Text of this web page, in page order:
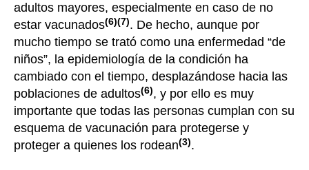
adultos mayores, especialmente en caso de no
estar vacunados(6)(7). De hecho, aunque por
mucho tiempo se trató como una enfermedad “de
niños”, la epidemiología de la condición ha
cambiado con el tiempo, desplazándose hacia las
poblaciones de adultos(6), y por ello es muy
importante que todas las personas cumplan con su
esquema de vacunación para protegerse y
proteger a quienes los rodean(3).